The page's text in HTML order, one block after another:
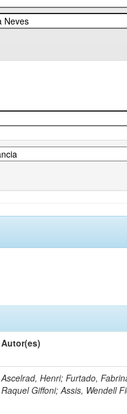
Autor(es)
Ascelrad, Henri; Furtado,
Raquel Giffoni; Assis, Wendell